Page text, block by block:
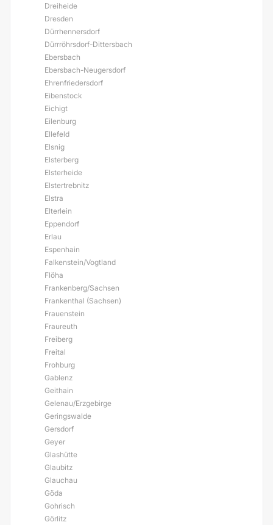
Dreiheide
Dresden
Dürrhennersdorf
Dürrröhrsdorf-Dittersbach
Ebersbach
Ebersbach-Neugersdorf
Ehrenfriedersdorf
Eibenstock
Eichigt
Eilenburg
Ellefeld
Elsnig
Elsterberg
Elsterheide
Elstertrebnitz
Elstra
Elterlein
Eppendorf
Erlau
Espenhain
Falkenstein/Vogtland
Flöha
Frankenberg/Sachsen
Frankenthal (Sachsen)
Frauenstein
Fraureuth
Freiberg
Freital
Frohburg
Gablenz
Geithain
Gelenau/Erzgebirge
Geringswalde
Gersdorf
Geyer
Glashütte
Glaubitz
Glauchau
Göda
Gohrisch
Görlitz